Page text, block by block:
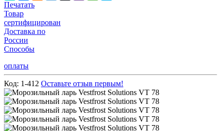
Печатать
Товар
сертифицирован
Доставка по
России
Способы
оплаты
Код: 1-412 Оставьте отзыв первым!